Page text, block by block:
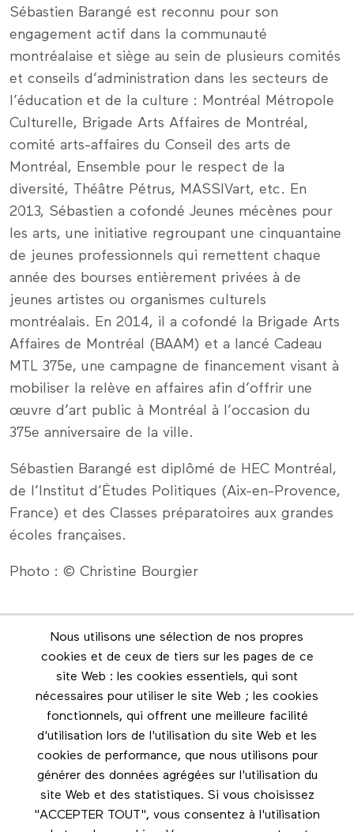
Sébastien Barangé est reconnu pour son
engagement actif dans la communauté
montréalaise et siège au sein de plusieurs comités
et conseils d’administration dans les secteurs de
l’éducation et de la culture : Montréal Métropole
Culturelle, Brigade Arts Affaires de Montréal,
comité arts-affaires du Conseil des arts de
Montréal, Ensemble pour le respect de la
diversité, Théâtre Pétrus, MASSIVart, etc. En
2013, Sébastien a cofondé Jeunes mécènes pour
les arts, une initiative regroupant une cinquantaine
de jeunes professionnels qui remettent chaque
année des bourses entièrement privées à de
jeunes artistes ou organismes culturels
montréalais. En 2014, il a cofondé la Brigade Arts
Affaires de Montréal (BAAM) et a lancé Cadeau
MTL 375e, une campagne de financement visant à
mobiliser la relève en affaires afin d’offrir une
œuvre d’art public à Montréal à l’occasion du
375e anniversaire de la ville.
Sébastien Barangé est diplômé de HEC Montréal,
de l’Institut d’Études Politiques (Aix-en-Provence,
France) et des Classes préparatoires aux grandes
écoles françaises.
Photo : © Christine Bourgier
Nous utilisons une sélection de nos propres
cookies et de ceux de tiers sur les pages de ce
site Web : les cookies essentiels, qui sont
nécessaires pour utiliser le site Web ; les cookies
fonctionnels, qui offrent une meilleure facilité
d'utilisation lors de l'utilisation du site Web et les
cookies de performance, que nous utilisons pour
générer des données agrégées sur l'utilisation du
site Web et des statistiques. Si vous choisissez
"ACCEPTER TOUT", vous consentez à l'utilisation
Infolettre
Restez en contact grâce à l'infolettre
Footer menu
Les éditions Esse
Instagram
Facebook